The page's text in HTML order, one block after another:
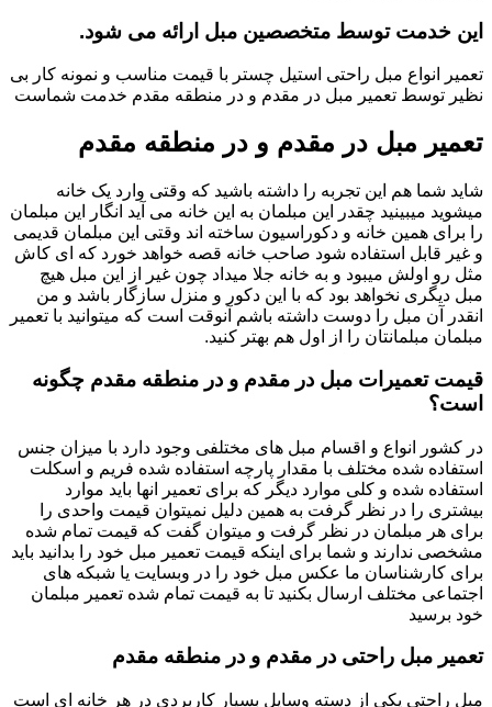
این خدمت توسط متخصصین مبل ارائه می شود.
تعمیر انواع مبل راحتی استیل چستر با قیمت مناسب و نمونه کار بی
نظیر توسط تعمیر مبل در مقدم و در منطقه مقدم خدمت شماست
تعمیر مبل در مقدم و در منطقه مقدم
شاید شما هم این تجربه را داشته باشید که وقتی وارد یک خانه
میشوید میبینید چقدر این مبلمان به این خانه می آید انگار این مبلمان
را برای همین خانه و دکوراسیون ساخته اند وقتی این مبلمان قدیمی
و غیر قابل استفاده شود صاحب خانه قصه خواهد خورد که ای کاش
مثل رو اولش میبود و به خانه جلا میداد چون غیر از این مبل هیچ
مبل دیگری نخواهد بود که با این دکور و منزل سازگار باشد و من
انقدر آن مبل را دوست داشته باشم آنوقت است که میتوانید با تعمیر
مبلمان مبلمانتان را از اول هم بهتر کنید.
قیمت تعمیرات مبل در مقدم و در منطقه مقدم چگونه
است؟
در کشور انواع و اقسام مبل های مختلفی وجود دارد با میزان جنس
استفاده شده مختلف با مقدار پارچه استفاده شده فریم و اسکلت
استفاده شده و کلی موارد دیگر که برای تعمیر انها باید موارد
بیشتری را در نظر گرفت به همین دلیل نمیتوان قیمت واحدی را
برای هر مبلمان در نظر گرفت و میتوان گفت که قیمت تمام شده
مشخصی ندارند و شما برای اینکه قیمت تعمیر مبل خود را بدانید باید
برای کارشناسان ما عکس مبل خود را در وبسایت یا شبکه های
اجتماعی مختلف ارسال بکنید تا به قیمت تمام شده تعمیر مبلمان
خود برسید
تعمیر مبل راحتی در مقدم و در منطقه مقدم
مبل راحتی یکی از دسته وسایل بسیار کاربردی در هر خانه ای است